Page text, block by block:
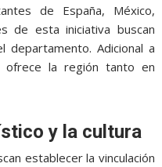
de España, México,
de esta iniciativa buscan
Adicional a
ofrece la región tanto en
y la cultura
establecer la vinculación